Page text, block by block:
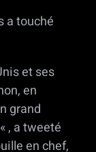
a touché
et ses
en
grand
, a tweeté
en chef,